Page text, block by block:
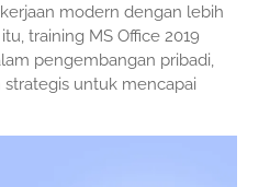
modern dengan lebih
training MS Office 2019
pengembangan pribadi,
untuk mencapai